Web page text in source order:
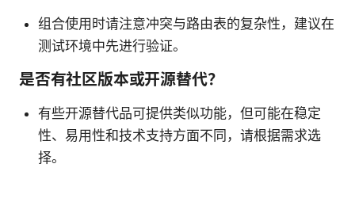
组合使用时请注意冲突与路由表的复杂性，建议在
测试环境中先进行验证。
是否有社区版本或开源替代？
有些开源替代品可提供类似功能，但可能在稳定
性、易用性和技术支持方面不同，请根据需求选
择。